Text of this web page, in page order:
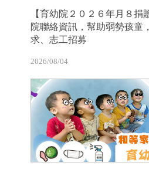
【育幼院２０２６年月８捐
院聯絡資訊，幫助弱勢孩童
求、志工招募
2026/08/04